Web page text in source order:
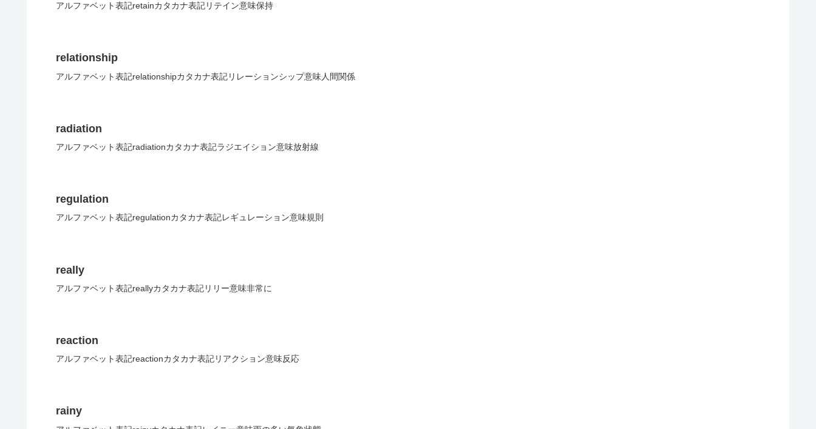
アルファベット表記retainカタカナ表記リテイン意味保持
relationship
アルファベット表記relationshipカタカナ表記リレーションシップ意味人間関係
radiation
アルファベット表記radiationカタカナ表記ラジエイション意味放射線
regulation
アルファベット表記regulationカタカナ表記レギュレーション意味規則
really
アルファベット表記reallyカタカナ表記リリー意味非常に
reaction
アルファベット表記reactionカタカナ表記リアクション意味反応
rainy